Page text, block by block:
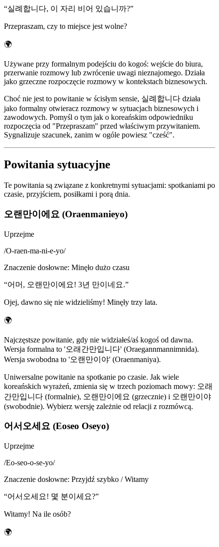
“실례합니다, 이 자리 비어 있습니까?”
Przepraszam, czy to miejsce jest wolne?
🌍
Używane przy formalnym podejściu do kogoś: wejście do biura,
przerwanie rozmowy lub zwrócenie uwagi nieznajomego. Działa
jako grzeczne rozpoczęcie rozmowy w kontekstach biznesowych.
Choć nie jest to powitanie w ścisłym sensie, 실례합니다 działa
jako formalny otwieracz rozmowy w sytuacjach biznesowych i
zawodowych. Pomyśl o tym jak o koreańskim odpowiedniku
rozpoczęcia od "Przepraszam" przed właściwym przywitaniem.
Sygnalizuje szacunek, zanim w ogóle powiesz "cześć".
Powitania sytuacyjne
Te powitania są związane z konkretnymi sytuacjami: spotkaniami po
czasie, przyjściem, posiłkami i porą dnia.
오랜만이에요 (Oraenmanieyo)
Uprzejme
/O-raen-ma-ni-e-yo/
Znaczenie dosłowne: Minęło dużo czasu
“어머, 오랜만이에요! 3년 만이네요.”
Ojej, dawno się nie widzieliśmy! Minęły trzy lata.
🌍
Najczęstsze powitanie, gdy nie widziałeś/aś kogoś od dawna.
Wersja formalna to '오래간만입니다' (Oraegannmannimnida).
Wersja swobodna to '오랜만이야' (Oraenmaniya).
Uniwersalne powitanie na spotkanie po czasie. Jak wiele
koreańskich wyrażeń, zmienia się w trzech poziomach mowy: 오래
간만입니다 (formalnie), 오랜만이에요 (grzecznie) i 오랜만이야
(swobodnie). Wybierz wersję zależnie od relacji z rozmówcą.
어서오세요 (Eoseo Oseyo)
Uprzejme
/Eo-seo-o-se-yo/
Znaczenie dosłowne: Przyjdź szybko / Witamy
“어서오세요! 몇 분이세요?”
Witamy! Na ile osób?
🌍